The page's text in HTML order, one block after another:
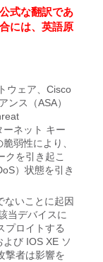
式な翻訳であ
には、英語原
ウェア、Cisco
ンス（ASA）
ネット キー
弱性により、
クを引き起こ
）状態を引き
ないことに起因
当デバイスに
プロイトする
び IOS XE ソ
撃者は影響を